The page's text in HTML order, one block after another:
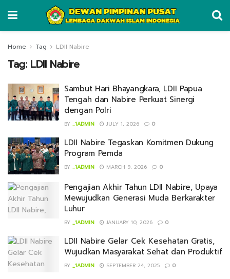
Home Tag LDII Nabire
Tag: LDII Nabire
Sambut Hari Bhayangkara, LDII Papua
Tengah dan Nabire Perkuat Sinergi
dengan Polri
BY _1ADMIN JULY 1, 2026 0
LDII Nabire Tegaskan Komitmen Dukung
Program Pemda
BY _1ADMIN MARCH 9, 2026 0
Pengajian Akhir Tahun LDII Nabire, Upaya
Mewujudkan Generasi Muda Berkarakter
Luhur
BY _1ADMIN JANUARY 10, 2026 0
LDII Nabire Gelar Cek Kesehatan Gratis,
Wujudkan Masyarakat Sehat dan Produktif
BY _1ADMIN SEPTEMBER 24, 2025 0